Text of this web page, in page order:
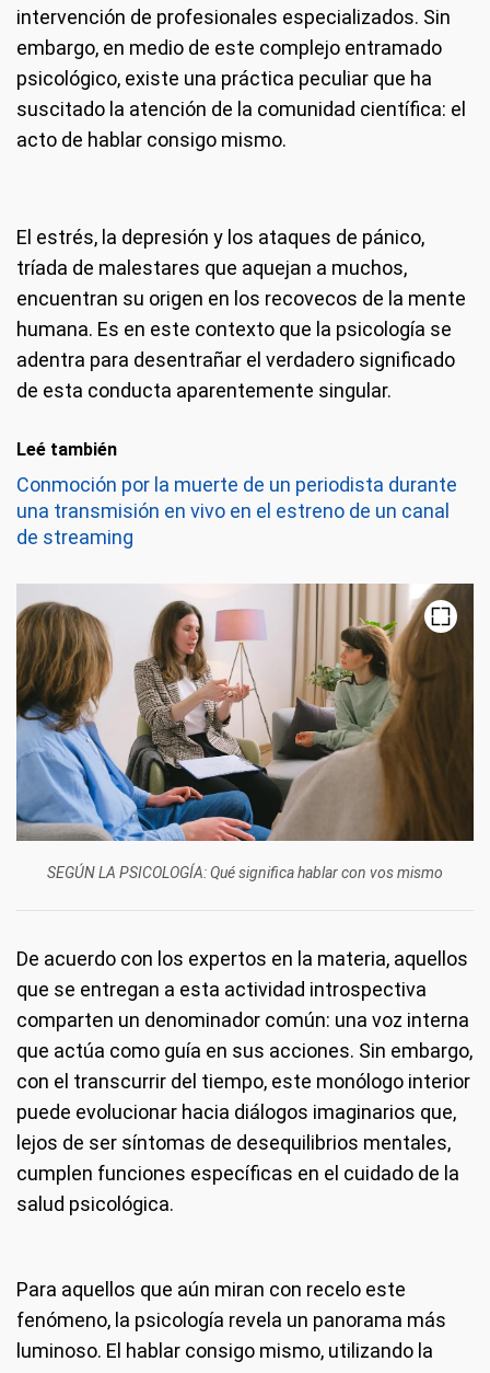
intervención de profesionales especializados. Sin
embargo, en medio de este complejo entramado
psicológico, existe una práctica peculiar que ha
suscitado la atención de la comunidad científica: el
acto de hablar consigo mismo.
El estrés, la depresión y los ataques de pánico,
tríada de malestares que aquejan a muchos,
encuentran su origen en los recovecos de la mente
humana. Es en este contexto que la psicología se
adentra para desentrañar el verdadero significado
de esta conducta aparentemente singular.
Leé también
Conmoción por la muerte de un periodista durante
una transmisión en vivo en el estreno de un canal
de streaming
SEGÚN LA PSICOLOGÍA: Qué significa hablar con vos mismo
De acuerdo con los expertos en la materia, aquellos
que se entregan a esta actividad introspectiva
comparten un denominador común: una voz interna
que actúa como guía en sus acciones. Sin embargo,
con el transcurrir del tiempo, este monólogo interior
puede evolucionar hacia diálogos imaginarios que,
lejos de ser síntomas de desequilibrios mentales,
cumplen funciones específicas en el cuidado de la
salud psicológica.
Para aquellos que aún miran con recelo este
fenómeno, la psicología revela un panorama más
luminoso. El hablar consigo mismo, utilizando la